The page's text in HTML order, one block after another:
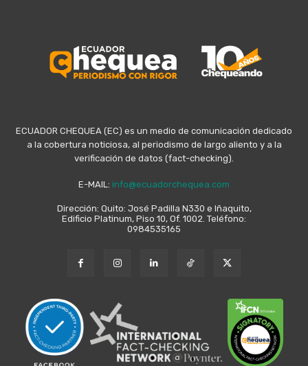
ECUADOR CHEQUEA (EC) es un medio de comunicación dedicado
a la cobertura noticiosa, al periodismo de largo aliento y a la
verificación de datos (fact-checking).
E-MAIL: info@ecuadorchequea.com
Dirección: Quito: José Padilla N330 e Iñaquito,
Edificio Platinum, Piso 10, Of. 1002. Teléfono:
0984535165